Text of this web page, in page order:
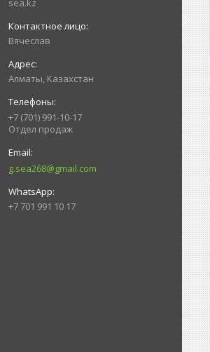
sea.kz
Вячеслав
Алматы, Казахстан
+7 (701) 991-10-17
Отдел продаж
g.sea268@gmail.com
+7 701 991 10 17